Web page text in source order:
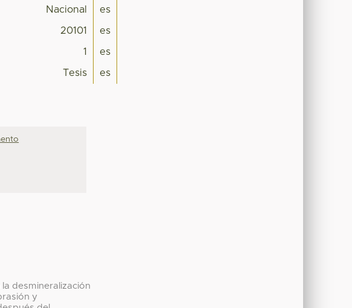
Nacional es
20101 es
1 es
Tesis es
desmineralización
y